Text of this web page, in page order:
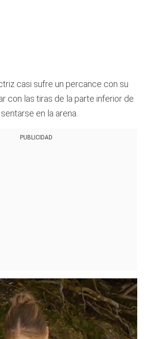
casi sufre un percance con su
con las tiras de la parte inferior de
en la arena.
PUBLICIDAD